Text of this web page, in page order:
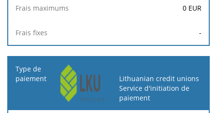
0 EUR
-
Lithuanian credit unions
Service d'initiation de
paiement